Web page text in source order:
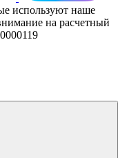
используют наше
на расчетный